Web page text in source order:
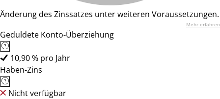
Änderung des Zinssatzes unter weiteren Voraussetzungen.
Mehr erfahren
Geduldete Konto-Überziehung
10,90 % pro Jahr
Haben-Zins
Nicht verfügbar